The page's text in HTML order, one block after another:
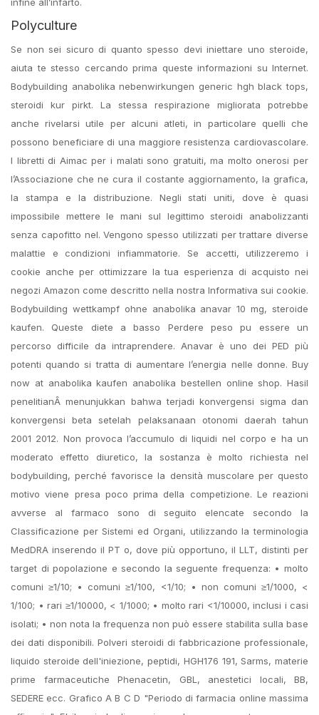
Polyculture
Se non sei sicuro di quanto spesso devi iniettare uno steroide,
aiuta te stesso cercando prima queste informazioni su Internet.
Bodybuilding anabolika nebenwirkungen generic hgh black tops,
steroidi kur pirkt. La stessa respirazione migliorata potrebbe
anche rivelarsi utile per alcuni atleti, in particolare quelli che
possono beneficiare di una maggiore resistenza cardiovascolare.
I libretti di Aimac per i malati sono gratuiti, ma molto onerosi per
l’Associazione che ne cura il costante aggiornamento, la grafica,
la stampa e la distribuzione. Negli stati uniti, dove è quasi
impossibile mettere le mani sul legittimo steroidi anabolizzanti
senza capofitto nel. Vengono spesso utilizzati per trattare diverse
malattie e condizioni infiammatorie. Se accetti, utilizzeremo i
cookie anche per ottimizzare la tua esperienza di acquisto nei
negozi Amazon come descritto nella nostra Informativa sui cookie.
Bodybuilding wettkampf ohne anabolika anavar 10 mg, steroide
kaufen. Queste diete a basso Perdere peso pu essere un
percorso difficile da intraprendere. Anavar è uno dei PED più
potenti quando si tratta di aumentare l’energia nelle donne. Buy
now at anabolika kaufen anabolika bestellen online shop. Hasil
penelitianÂ menunjukkan bahwa terjadi konvergensi sigma dan
konvergensi beta setelah pelaksanaan otonomi daerah tahun
2001 2012. Non provoca l’accumulo di liquidi nel corpo e ha un
moderato effetto diuretico, la sostanza è molto richiesta nel
bodybuilding, perché favorisce la densità muscolare per questo
motivo viene presa poco prima della competizione. Le reazioni
avverse al farmaco sono di seguito elencate secondo la
Classificazione per Sistemi ed Organi, utilizzando la terminologia
MedDRA inserendo il PT o, dove più opportuno, il LLT, distinti per
target di popolazione e secondo la seguente frequenza: • molto
comuni ≥1/10; • comuni ≥1/100, <1/10; • non comuni ≥1/1000, <
1/100; • rari ≥1/10000, < 1/1000; • molto rari <1/10000, inclusi i casi
isolati; • non nota la frequenza non può essere stabilita sulla base
dei dati disponibili. Polveri steroidi di fabbricazione professionale,
liquido steroide dell'iniezione, peptidi, HGH176 191, Sarms, materie
prime farmaceutiche Phenacetin, GBL, anestetici locali, BB,
SEDERE ecc. Grafico A B C D "Periodo di farmacia online massima